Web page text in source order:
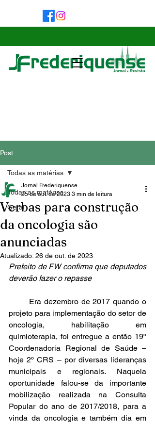
Post
Todas as matérias
Geral
Todas as matérias
Verbas para construção
da oncologia são
anunciadas
Jornal Frederiquense
25 de out. de 2023 3 min de leitura
Atualizado: 26 de out. de 2023
Prefeito de FW confirma que deputados
deverão fazer o repasse
projeto para implementação do setor de
oncologia, habilitação em
quimioterapia, foi entregue a então 19º
Coordenadoria Regional de Saúde –
hoje 2º CRS – por diversas lideranças
municipais e regionais. Naquela
oportunidade falou-se da importante
mobilização realizada na Consulta
Popular do ano de 2017/2018, para a
vinda da oncologia e também dia em